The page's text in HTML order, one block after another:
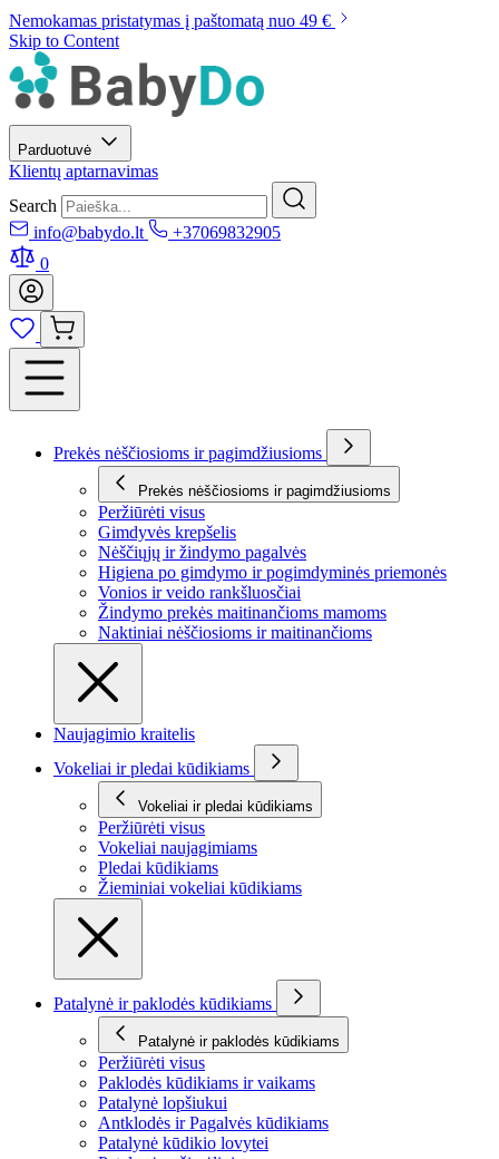
Nemokamas pristatymas į paštomatą nuo 49 €
Skip to Content
Parduotuvė
Klientų aptarnavimas
Search
info@babydo.lt
+37069832905
0
Prekės nėščiosioms ir pagimdžiusioms
Prekės nėščiosioms ir pagimdžiusioms
Peržiūrėti visus
Gimdyvės krepšelis
Nėščiųjų ir žindymo pagalvės
Higiena po gimdymo ir pogimdyminės priemonės
Vonios ir veido rankšluosčiai
Žindymo prekės maitinančioms mamoms
Naktiniai nėščiosioms ir maitinančioms
Naujagimio kraitelis
Vokeliai ir pledai kūdikiams
Vokeliai ir pledai kūdikiams
Peržiūrėti visus
Vokeliai naujagimiams
Pledai kūdikiams
Žieminiai vokeliai kūdikiams
Patalynė ir paklodės kūdikiams
Patalynė ir paklodės kūdikiams
Peržiūrėti visus
Paklodės kūdikiams ir vaikams
Patalynė lopšiukui
Antklodės ir Pagalvės kūdikiams
Patalynė kūdikio lovytei